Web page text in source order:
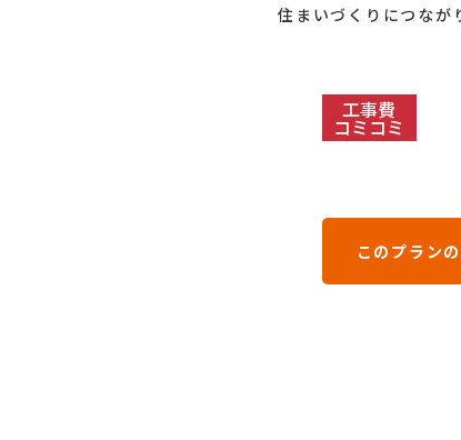
住まいづくりにつなが
工事費
コミコミ
このプラン